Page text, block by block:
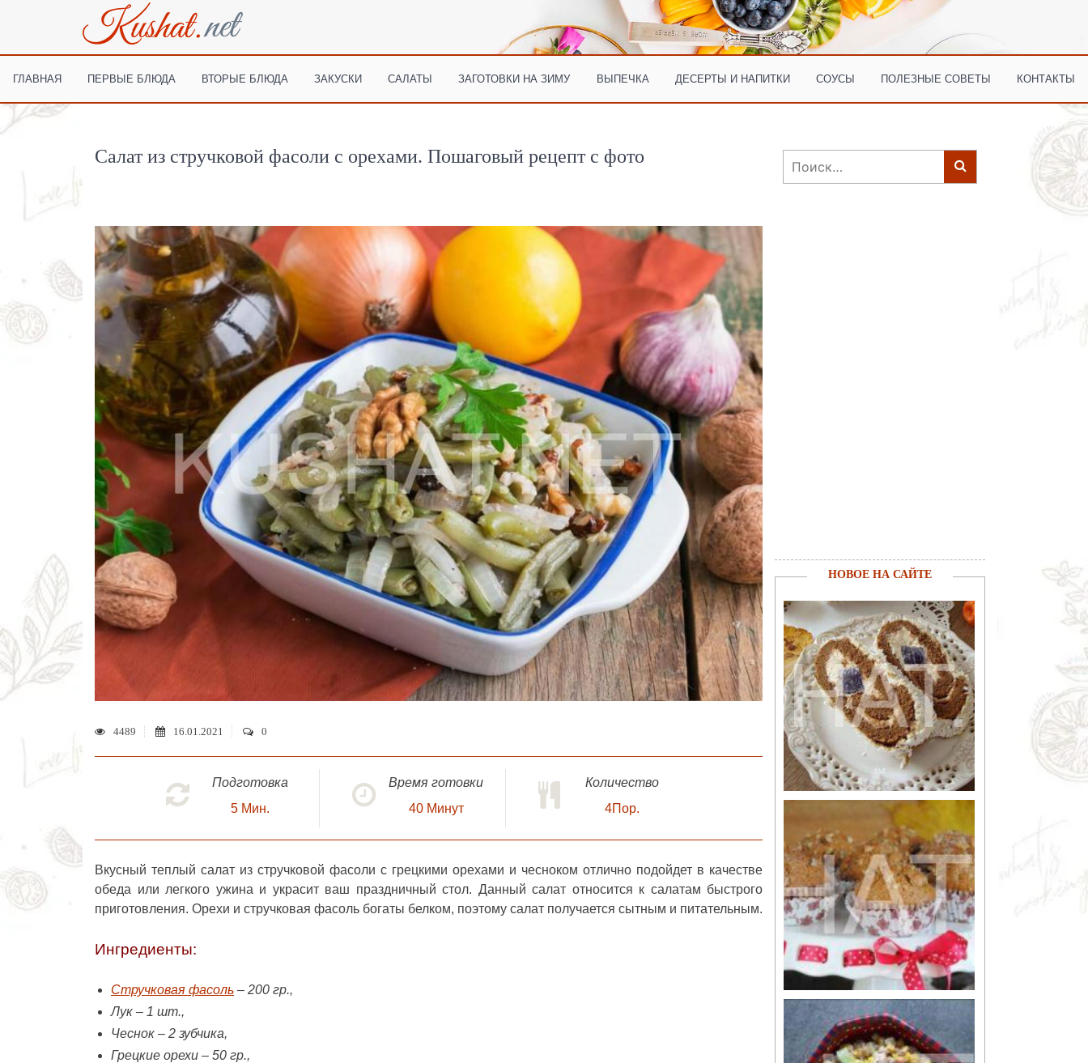
ГЛАВНАЯ ПЕРВЫЕ БЛЮДА ВТОРЫЕ БЛЮДА ЗАКУСКИ САЛАТЫ ЗАГОТОВКИ НА ЗИМУ ВЫПЕЧКА ДЕСЕРТЫ И НАПИТКИ СОУСЫ ПОЛЕЗНЫЕ СОВЕТЫ КОНТАКТЫ
Салат из стручковой фасоли с орехами. Пошаговый рецепт с фото
4489 16.01.2021 0
Подготовка
5 Мин.
Время готовки
40 Минут
Количество
4Пор.
Вкусный теплый салат из стручковой фасоли с грецкими орехами и чесноком отлично подойдет в качестве
обеда или легкого ужина и украсит ваш праздничный стол. Данный салат относится к салатам быстрого
приготовления. Орехи и стручковая фасоль богаты белком, поэтому салат получается сытным и питательным.
Ингредиенты:
Стручковая фасоль – 200 гр.,
Лук – 1 шт.,
Чеснок – 2 зубчика,
Грецкие орехи – 50 гр.,
Найти:
НОВОЕ НА САЙТЕ